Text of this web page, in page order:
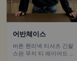
어반체이스
버튼 헨리넥 티셔츠 긴팔
스판 무지 티 레이어드 이